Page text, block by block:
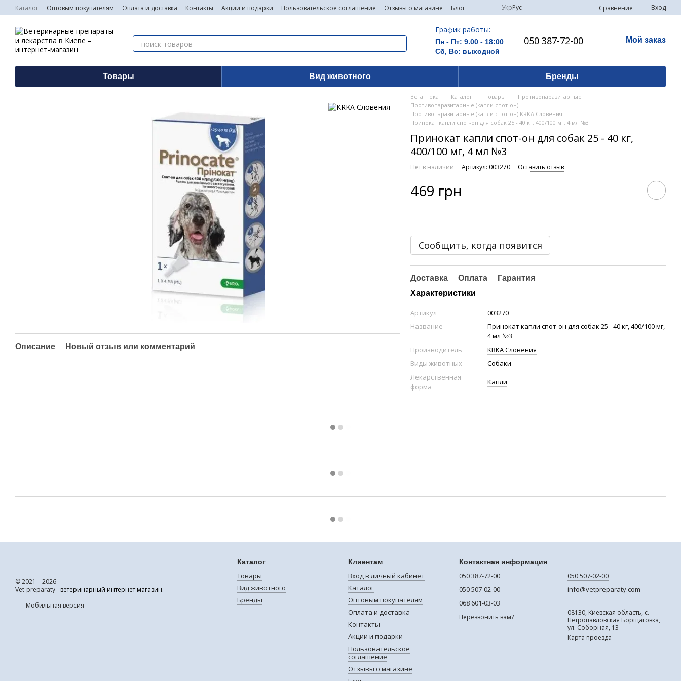
Перейти к основному контенту
Каталог Оптовым покупателям Оплата и доставка Контакты Акции и подарки Пользовательское соглашение Отзывы о магазине Блог УкрРус Сравнение Вход
График работы:
Пн - Пт: 9.00 - 18:00
Сб, Вс: выходной
050 387-72-00 Мой заказ
Товары Вид животного Бренды
Описание Новый отзыв или комментарий
Ветаптека Каталог Товары
Противопаразитарные
Противопаразитарные (капли спот-он)
Противопаразитарные (капли спот-он) KRKA Словения
Принокат капли спот-он для собак 25 - 40 кг, 400/100 мг, 4 мл №3
Принокат капли спот-он для собак 25 - 40 кг,
400/100 мг, 4 мл №3
Нет в наличии Артикул: 003270 Оставить отзыв
469 грн
Сообщить, когда появится
Доставка Оплата
Гарантия
Характеристики
Артикул
003270
Название
Принокат капли спот-он для собак 25 - 40 кг, 400/100 мг,
4 мл №3
Производитель
KRKA Словения
Виды животных
Собаки
Лекарственная
форма
Капли
© 2021—2026
Vet-preparaty - ветеринарный интернет магазин.
Мобильная версия
Каталог
Товары
Вид животного
Бренды
Клиентам
Вход в личный кабинет
Каталог
Оптовым покупателям
Оплата и доставка
Контакты
Акции и подарки
Пользовательское
соглашение
Отзывы о магазине
Контактная информация
050 387-72-00
050 507-02-00
068 601-03-03
Перезвонить вам?
050 507-02-00
info@vetpreparaty.com
08130, Киевская область, с.
Петропавловская Борщаговка,
ул. Соборная, 13
Карта проезда